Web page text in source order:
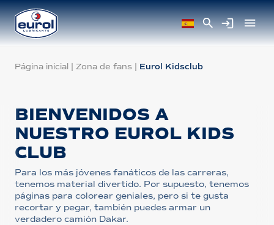
Página inicial | Zona de fans | Eurol Kidsclub
BIENVENIDOS A
NUESTRO EUROL KIDS
CLUB
Para los más jóvenes fanáticos de las carreras,
tenemos material divertido. Por supuesto, tenemos
páginas para colorear geniales, pero si te gusta
recortar y pegar, también puedes armar un
verdadero camión Dakar.